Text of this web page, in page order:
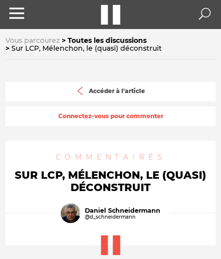
Vous parcourez
Toutes les discussions
Sur LCP, Mélenchon, le (quasi) déconstruit
Accéder à l'article
Connectez-vous pour commenter
COMMENTAIRES
SUR LCP, MÉLENCHON, LE (QUASI)
DÉCONSTRUIT
Daniel Schneidermann
@d_schneidermann